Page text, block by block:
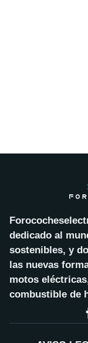
dedicado al
sostenibles, y
las nuevas
motos
combustible de